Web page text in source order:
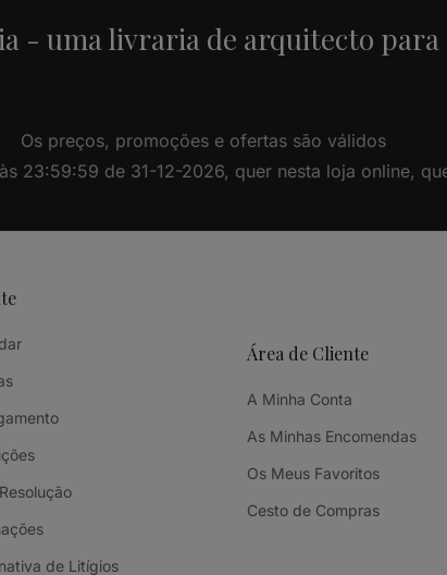
- uma livraria de arquitecto
Os preços, promoções e ofertas são válidos
23:59:59 de 31-12-2026, quer nesta loja online,
de Litígios
Área de Cliente
A Minha Conta
As Minhas Encomendas
Os Meus Favoritos
Cesto de Compras